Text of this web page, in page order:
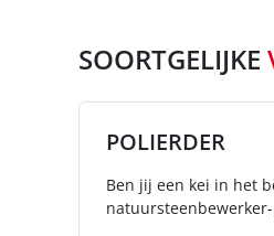
SOORTGELIJKE
POLIERDER
Ben jij een kei in het